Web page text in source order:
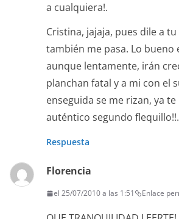
a cualquiera!.
Cristina, jajaja, pues dile a
también me pasa. Lo bueno
aunque lentamente, irán
planchan fatal y a mi con el
enseguida se me rizan, ya
auténtico segundo flequillo!!.
Respuesta
Florencia
el 25/07/2010 a las 1:51 Enlace